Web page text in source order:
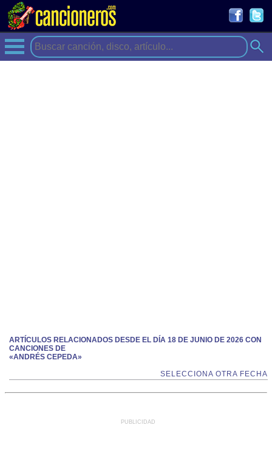
ARTÍCULOS RELACIONADOS DESDE EL DÍA 18 DE JUNIO DE 2026 CON
CANCIONES DE
«ANDRÉS CEPEDA»
SELECCIONA OTRA FECHA
PUBLICIDAD